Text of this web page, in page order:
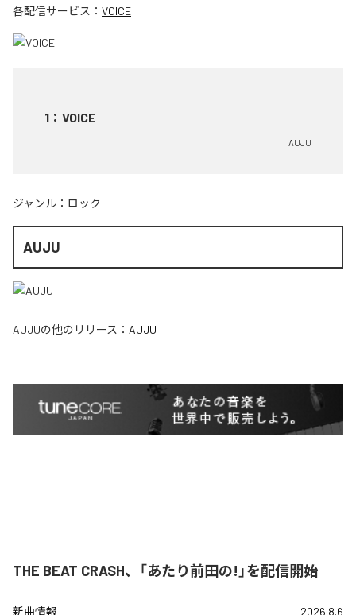
各配信サービス： VOICE
1 ： VOICE
AUJU
ジャンル： ロック
AUJU
AUJUの他のリリース： AUJU
THE BEAT CRASH、「あたり前田の!」を配信開始
新曲情報 2026.8.6